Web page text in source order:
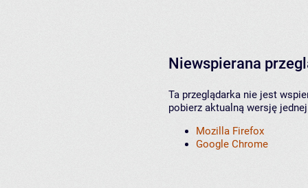
Niewspierana
Ta przeglądarka nie jest
pobierz aktualną wersję
Mozilla Firefox
Google Chrome